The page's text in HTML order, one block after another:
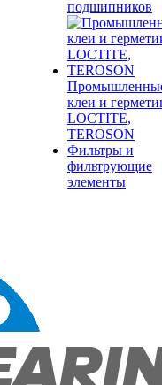
подшипников
клеи и
LOCTITE,
TEROSON
Фильтры и
фильтрующие
элементы